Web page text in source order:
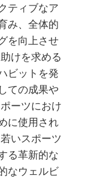
ティブなア
み、全体的
を向上させ
けを求める
ビットを発
ての成果や
ーツにおけ
に使用され
いスポーツ
る革新的な
なウェルビ